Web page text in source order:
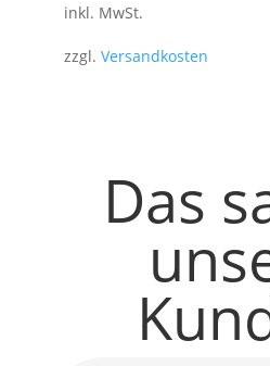
inkl. MwSt.
zzgl. Versandkosten
Das